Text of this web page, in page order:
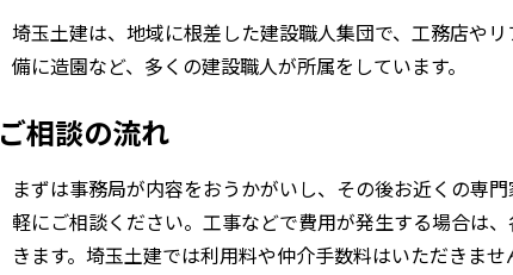
埼玉土建は、地域に根差した建設職人集団で、工務店や
備に造園など、多くの建設職人が所属をしています。
ご相談の流れ
まずは事務局が内容をおうかがいし、その後お近くの専
軽にご相談ください。工事などで費用が発生する場合は
きます。埼玉土建では利用料や仲介手数料はいただきませ